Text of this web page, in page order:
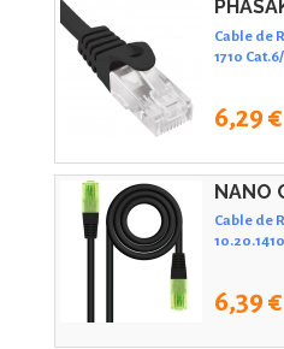
Cable de
1710
6,29 €
NANO
BK
Cable de
6,39 €